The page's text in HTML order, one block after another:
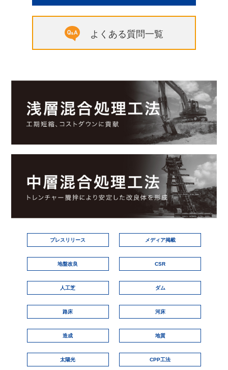
よくある質問一覧
プレスリリース メディア掲載
地盤改良 CSR
人工芝 ダム
路床 河床
造成 地質
太陽光 CPP工法